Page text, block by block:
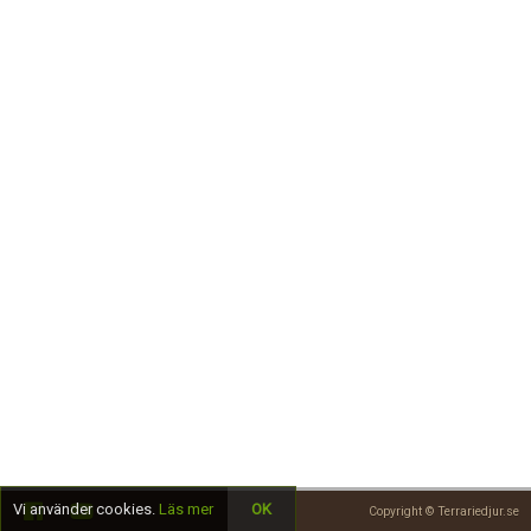
Copyright © Terrariedjur.se
Vi använder cookies. Läs mer OK